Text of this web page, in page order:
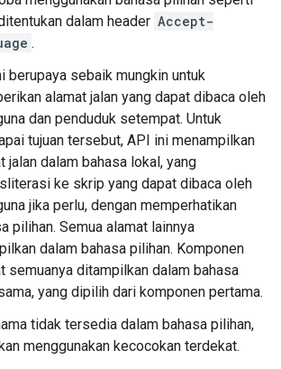
dalam header Accept-
.
berupaya sebaik mungkin untuk
alamat jalan yang dapat dibaca oleh
dan penduduk setempat. Untuk
tujuan tersebut, API ini menampilkan
jalan dalam bahasa lokal, yang
ke skrip yang dapat dibaca oleh
jika perlu, dengan memperhatikan
pilihan. Semua alamat lainnya
dalam bahasa pilihan. Komponen
semuanya ditampilkan dalam bahasa
yang dipilih dari komponen pertama.
tidak tersedia dalam bahasa pilihan,
menggunakan kecocokan terdekat.